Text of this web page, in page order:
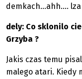
demkach...ahh....
dely: Co sklonilo
Grzyba ?
Jakis czas temu
malego atari. Kiedy